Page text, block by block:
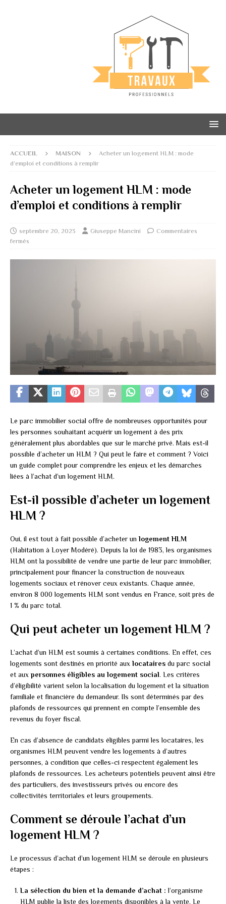
ACCUEIL MAISON
Acheter un logement HLM : mode
d’emploi et conditions à remplir
Acheter un logement HLM : mode
d’emploi et conditions à remplir
septembre 20, 2023 Giuseppe Mancini
Commentaires
fermés
Le parc immobilier social offre de nombreuses opportunités pour
les personnes souhaitant acquérir un logement à des prix
généralement plus abordables que sur le marché privé. Mais est-il
possible d’acheter un HLM ? Qui peut le faire et comment ? Voici
un guide complet pour comprendre les enjeux et les démarches
liées à l’achat d’un logement HLM.
Est-il possible d’acheter un logement
HLM ?
Oui, il est tout à fait possible d’acheter un logement HLM
(Habitation à Loyer Modéré). Depuis la loi de 1983, les organismes
HLM ont la possibilité de vendre une partie de leur parc immobilier,
principalement pour financer la construction de nouveaux
logements sociaux et rénover ceux existants. Chaque année,
environ 8 000 logements HLM sont vendus en France, soit près de
1 % du parc total.
Qui peut acheter un logement HLM ?
L’achat d’un HLM est soumis à certaines conditions. En effet, ces
logements sont destinés en priorité aux locataires du parc social
et aux personnes éligibles au logement social. Les critères
d’éligibilité varient selon la localisation du logement et la situation
familiale et financière du demandeur. Ils sont déterminés par des
plafonds de ressources qui prennent en compte l’ensemble des
revenus du foyer fiscal.
En cas d’absence de candidats éligibles parmi les locataires, les
organismes HLM peuvent vendre les logements à d’autres
personnes, à condition que celles-ci respectent également les
plafonds de ressources. Les acheteurs potentiels peuvent ainsi être
des particuliers, des investisseurs privés ou encore des
collectivités territoriales et leurs groupements.
Comment se déroule l’achat d’un
logement HLM ?
Le processus d’achat d’un logement HLM se déroule en plusieurs
étapes :
La sélection du bien et la demande d’achat : l’organisme
HLM publie la liste des logements disponibles à la vente. Le